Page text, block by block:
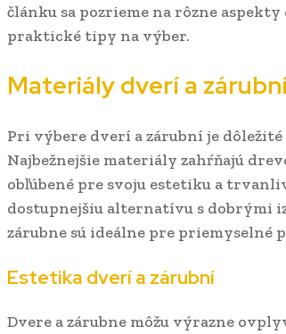
článku sa pozrieme na rôzne
praktické tipy na výber.
Materiály dverí a
Pri výbere dverí a zárubní je
Najbežnejšie materiály zahŕňajú
obľúbené pre svoju estetiku a
dostupnejšiu alternatívu s dobrými
zárubne sú ideálne pre priemyselné
Estetika dverí a zárubní
Dvere a zárubne môžu výrazne